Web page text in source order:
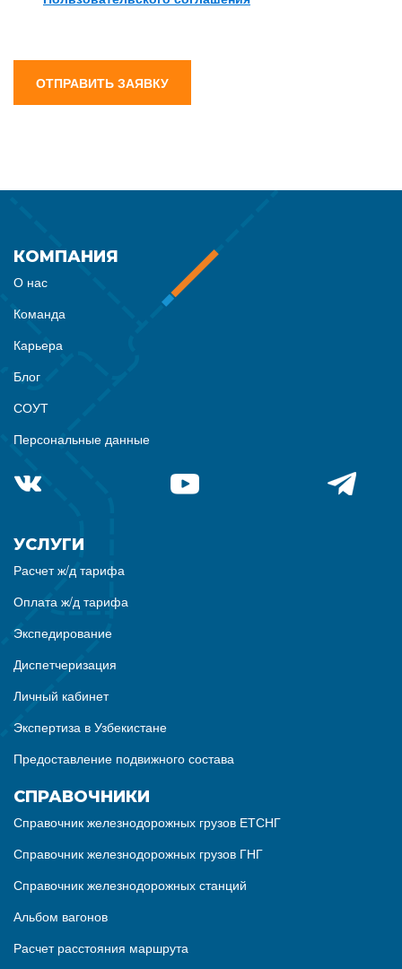
ОТПРАВИТЬ ЗАЯВКУ
КОМПАНИЯ
О нас
Команда
Карьера
Блог
СОУТ
Персональные данные
УСЛУГИ
Расчет ж/д тарифа
Оплата ж/д тарифа
Экспедирование
Диспетчеризация
Личный кабинет
Экспертиза в Узбекистане
Предоставление подвижного состава
СПРАВОЧНИКИ
Справочник железнодорожных грузов ЕТСНГ
Справочник железнодорожных грузов ГНГ
Справочник железнодорожных станций
Альбом вагонов
Расчет расстояния маршрута